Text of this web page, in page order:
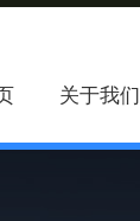
关于我们